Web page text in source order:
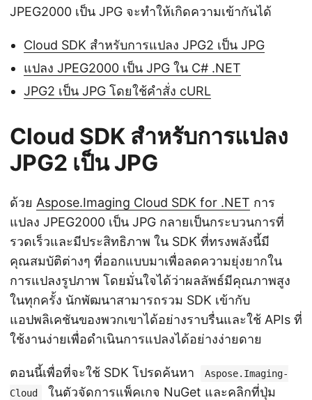
JPEG2000 เป็น JPG จะทำให้เกิดความเข้ากันได้
Cloud SDK สำหรับการแปลง JPG2 เป็น JPG
แปลง JPEG2000 เป็น JPG ใน C# .NET
JPG2 เป็น JPG โดยใช้คำสั่ง cURL
Cloud SDK สำหรับการแปลง
JPG2 เป็น JPG
ด้วย Aspose.Imaging Cloud SDK for .NET การ
แปลง JPEG2000 เป็น JPG กลายเป็นกระบวนการที่
รวดเร็วและมีประสิทธิภาพ ใน SDK ที่ทรงพลังนี้มี
คุณสมบัติต่างๆ ที่ออกแบบมาเพื่อลดความยุ่งยากใน
การแปลงรูปภาพ โดยมั่นใจได้ว่าผลลัพธ์มีคุณภาพสูง
ในทุกครั้ง นักพัฒนาสามารถรวม SDK เข้ากับ
แอปพลิเคชันของพวกเขาได้อย่างราบรื่นและใช้ APIs ที่
ใช้งานง่ายเพื่อดำเนินการแปลงได้อย่างง่ายดาย
ตอนนี้เพื่อที่จะใช้ SDK โปรดค้นหา
Aspose.Imaging-
Cloud
ในตัวจัดการแพ็คเกจ NuGet และคลิกที่ปุ่ม